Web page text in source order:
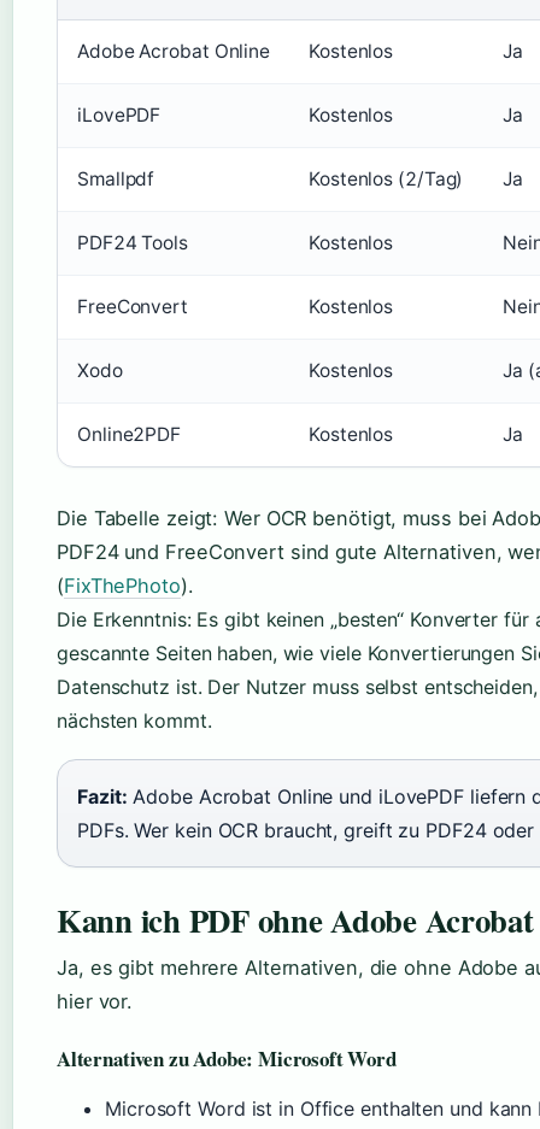
Adobe Acrobat Online Kostenlos Ja
iLovePDF Kostenlos Ja
Smallpdf Kostenlos (2/Tag) Ja
PDF24 Tools Kostenlos
FreeConvert Kostenlos
Xodo Kostenlos Ja
Online2PDF Kostenlos Ja
Die Tabelle zeigt: Wer OCR benötigt, muss bei
PDF24 und FreeConvert sind gute Alternativen,
(FixThePhoto).
Die Erkenntnis: Es gibt keinen „besten“ Konverter
gescannte Seiten haben, wie viele Konvertierungen
Datenschutz ist. Der Nutzer muss selbst
nächsten kommt.
Fazit: Adobe Acrobat Online und iLovePDF liefern
PDFs. Wer kein OCR braucht, greift zu PDF24
Kann ich PDF ohne Adobe
Ja, es gibt mehrere Alternativen, die ohne Adobe
hier vor.
Alternativen zu Adobe: Microsoft Word
Microsoft Word ist in Office enthalten und